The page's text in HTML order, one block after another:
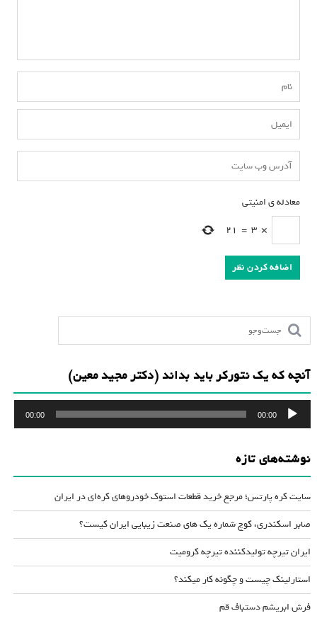
معادله ی امنیتی
×
3
=
21
آنچه که یک نتورکر باید بداند (دکتر مجید معین)
پخش‌کننده
صوت
00:00
00:00
نوشته‌های تازه
سایت کره پارتس؛ مرجع خرید قطعات استوک خودروهای کره‌ای در ایران
صابر اسکندری، کوچ شماره یک های صنعت زیبایی ایران کیست؟
ایران تیرچه تولیدکننده تیرچه کرومیت
استارلینک چیست و چگونه کار میکند؟
فرش ابریشم دستباف قم